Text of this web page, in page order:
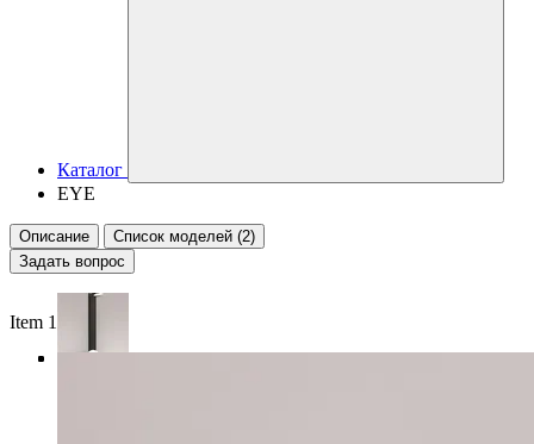
Каталог
EYE
Описание
Список моделей (2)
Задать вопрос
Item 1 of 4